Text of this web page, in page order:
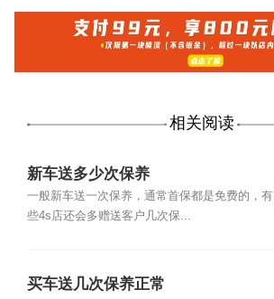
相关阅读
新车送多少次保养
一般新车送一次保养，通常首保都是免费的，有
些4s店还会多赠送客户几次保...
买车送几次保养正常